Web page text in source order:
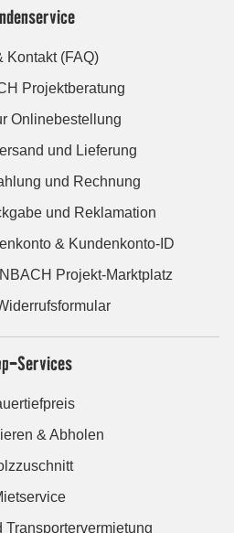
Kontakt (FAQ)
Projektberatung
Onlinebestellung
und Lieferung
und Rechnung
und Reklamation
& Kundenkonto-ID
Projekt-Marktplatz
Services
& Abholen
Transportervermietung